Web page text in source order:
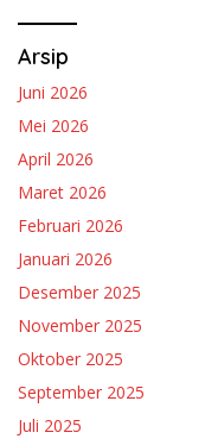
Arsip
Juni 2026
Mei 2026
April 2026
Maret 2026
Februari 2026
Januari 2026
Desember 2025
November 2025
Oktober 2025
September 2025
Juli 2025